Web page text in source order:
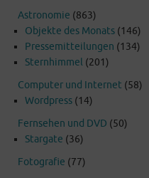
Astronomie (863)
Objekte des Monats (146)
Pressemitteilungen (134)
Sternhimmel (201)
Computer und Internet (58)
Wordpress (14)
Fernsehen und DVD (50)
Stargate (36)
Fotografie (77)